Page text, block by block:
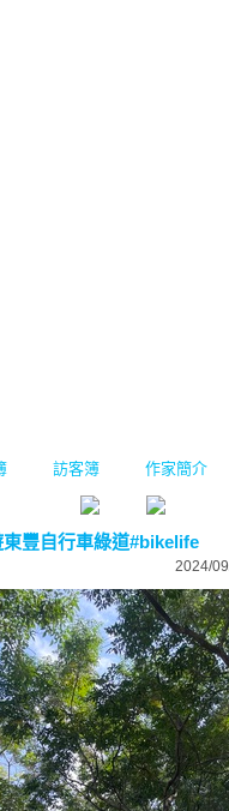
訪客簿 作家簡介
豐自行車綠道#bikelife
2024/